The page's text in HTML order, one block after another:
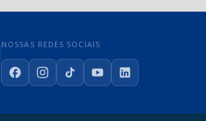
NOSSAS REDES SOCIAIS
FacebookInstagram
TikTokYouTubeLinkedIn